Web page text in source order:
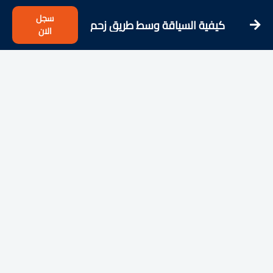
كيفية السياقة وسط طريق زحم
بسهولة
سجل
الان